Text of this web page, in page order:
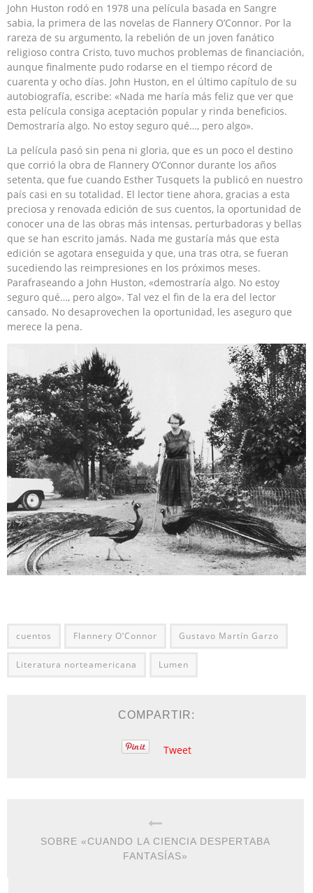
John Huston rodó en 1978 una película basada en Sangre
sabia, la primera de las novelas de Flannery O’Connor. Por la
rareza de su argumento, la rebelión de un joven fanático
religioso contra Cristo, tuvo muchos problemas de financiación,
aunque finalmente pudo rodarse en el tiempo récord de
cuarenta y ocho días. John Huston, en el último capítulo de su
autobiografía, escribe: «Nada me haría más feliz que ver que
esta película consiga aceptación popular y rinda beneficios.
Demostraría algo. No estoy seguro qué…, pero algo».
La película pasó sin pena ni gloria, que es un poco el destino
que corrió la obra de Flannery O’Connor durante los años
setenta, que fue cuando Esther Tusquets la publicó en nuestro
país casi en su totalidad. El lector tiene ahora, gracias a esta
preciosa y renovada edición de sus cuentos, la oportunidad de
conocer una de las obras más intensas, perturbadoras y bellas
que se han escrito jamás. Nada me gustaría más que esta
edición se agotara enseguida y que, una tras otra, se fueran
sucediendo las reimpresiones en los próximos meses.
Parafraseando a John Huston, «demostraría algo. No estoy
seguro qué…, pero algo». Tal vez el fin de la era del lector
cansado. No desaprovechen la oportunidad, les aseguro que
merece la pena.
cuentos Flannery O’Connor Gustavo Martín Garzo
Literatura norteamericana Lumen
COMPARTIR:
Tweet
SOBRE «CUANDO LA CIENCIA DESPERTABA
FANTASÍAS»